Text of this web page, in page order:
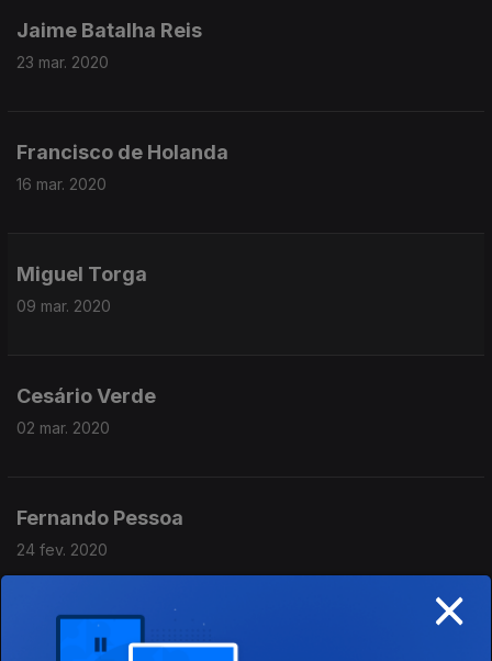
Jaime Batalha Reis
23 mar. 2020
Francisco de Holanda
16 mar. 2020
Miguel Torga
09 mar. 2020
Cesário Verde
02 mar. 2020
Fernando Pessoa
24 fev. 2020
Jorge de Sena ×